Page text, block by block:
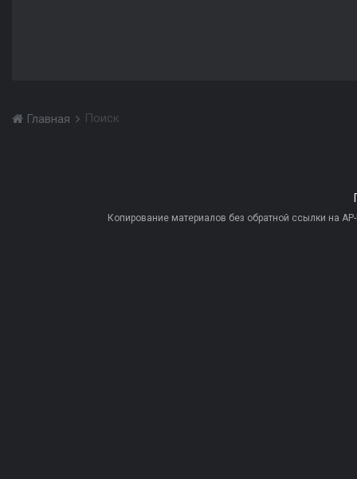
Главная Поиск
Копирование материалов без обратной ссылки на